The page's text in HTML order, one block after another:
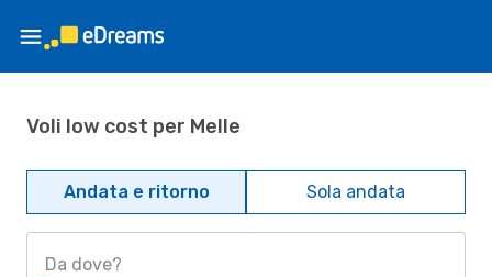
Voli low cost per Melle
Andata e ritorno Sola andata
Da dove?